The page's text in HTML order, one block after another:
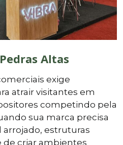
Altas
exige
atrair visitantes em
competindo pela
sua marca precisa
arrojado, estruturas
de criar ambientes